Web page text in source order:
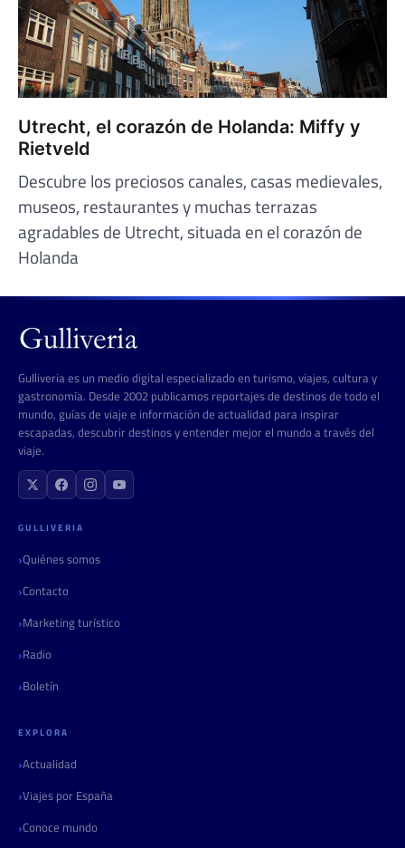
Utrecht, el corazón de Holanda: Miffy y
Rietveld
Descubre los preciosos canales, casas medievales,
museos, restaurantes y muchas terrazas
agradables de Utrecht, situada en el corazón de
Holanda
Gulliveria es un medio digital especializado en turismo, viajes, cultura y
gastronomía. Desde 2002 publicamos reportajes de destinos de todo el
mundo, guías de viaje e información de actualidad para inspirar
escapadas, descubrir destinos y entender mejor el mundo a través del
viaje.
GULLIVERIA
Quiénes somos
Contacto
Marketing turístico
Radio
Boletín
EXPLORA
Actualidad
Viajes por España
Conoce mundo